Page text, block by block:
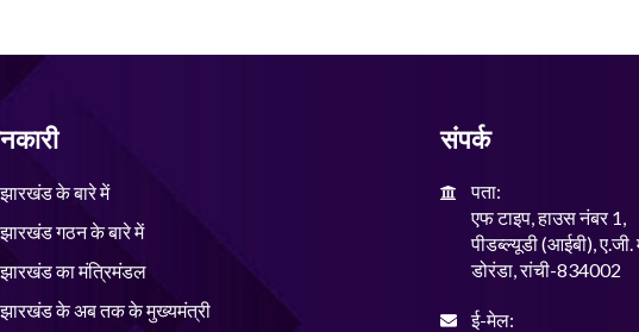
झारखंड के बारे में
झारखंड गठन के बारे में
झारखंड का मंत्रिमंडल
झारखंड के अब तक के मुख्यमंत्री
संपर्क
पता:
एफ टाइप, हाउस नंबर 1,
पीडब्ल्यूडी (आईबी), ए.जी.
डोरंडा, रांची-834002
ई-मेल: